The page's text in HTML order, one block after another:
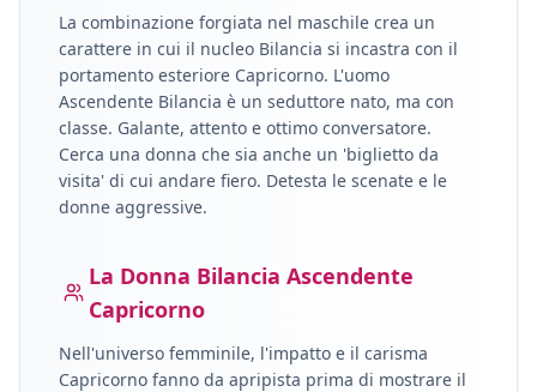
La combinazione forgiata nel maschile crea un
carattere in cui il nucleo Bilancia si incastra con il
portamento esteriore Capricorno. L'uomo
Ascendente Bilancia è un seduttore nato, ma con
classe. Galante, attento e ottimo conversatore.
Cerca una donna che sia anche un 'biglietto da
visita' di cui andare fiero. Detesta le scenate e le
donne aggressive.
La Donna Bilancia Ascendente
Capricorno
Nell'universo femminile, l'impatto e il carisma
Capricorno fanno da apripista prima di mostrare il